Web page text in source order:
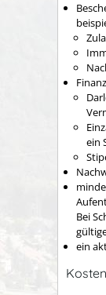
ein
Bei
ein
Kosten